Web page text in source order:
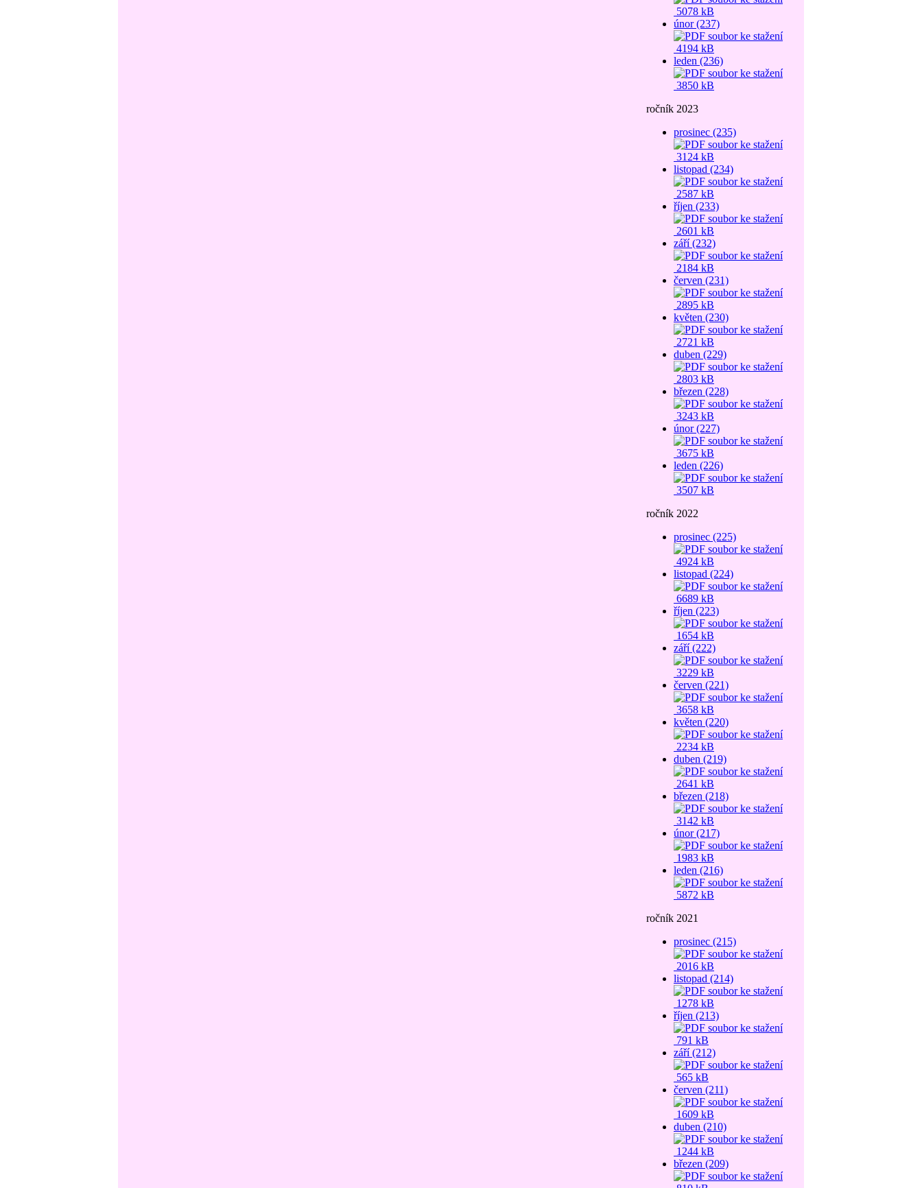
5078 kB
únor (237)
4194 kB
leden (236)
3850 kB
ročník 2023
prosinec (235)
3124 kB
listopad (234)
2587 kB
říjen (233)
2601 kB
září (232)
2184 kB
červen (231)
2895 kB
květen (230)
2721 kB
duben (229)
2803 kB
březen (228)
3243 kB
únor (227)
3675 kB
leden (226)
3507 kB
ročník 2022
prosinec (225)
4924 kB
listopad (224)
6689 kB
říjen (223)
1654 kB
září (222)
3229 kB
červen (221)
3658 kB
květen (220)
2234 kB
duben (219)
2641 kB
březen (218)
3142 kB
únor (217)
1983 kB
leden (216)
5872 kB
ročník 2021
prosinec (215)
2016 kB
listopad (214)
1278 kB
říjen (213)
791 kB
září (212)
565 kB
červen (211)
1609 kB
duben (210)
1244 kB
březen (209)